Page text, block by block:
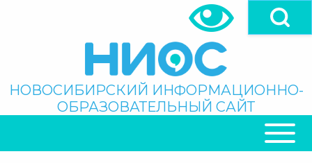
Поиск
НОВОСИБИРСКИЙ ИНФОРМАЦИОННО-
ОБРАЗОВАТЕЛЬНЫЙ САЙТ
НАВИГАЦИЯ